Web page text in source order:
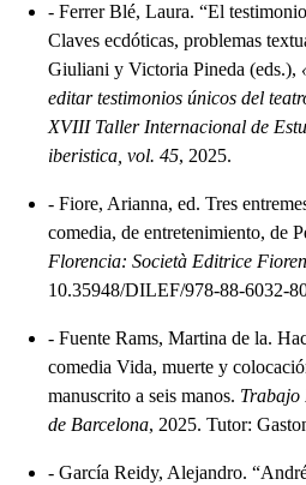
- Ferrer Blé, Laura. “El
Claves ecdóticas, problemas
Giuliani y Victoria Pineda (eds.),
editar testimonios únicos del
XVIII Taller Internacional de
iberistica, vol. 45, 2025.
- Fiore, Arianna, ed. Tres
comedia, de entretenimiento, de
Florencia: Società Editrice
10.35948/DILEF/978-88-6032-
- Fuente Rams, Martina de la.
comedia Vida, muerte y
manuscrito a seis manos. Trabajo
de Barcelona, 2025. Tutor:
- García Reidy, Alejandro.